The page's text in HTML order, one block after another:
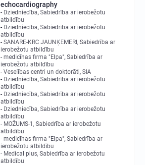
echocardiography
Dziedniecība, Sabiedrība ar ierobežotu
atbildību
Dziedniecība, Sabiedrība ar ierobežotu
atbildību
SANARE-KRC JAUNĶEMERI, Sabiedrība ar
ierobežotu atbildību
medicīnas firma "Elpa", Sabiedrība ar
ierobežotu atbildību
Veselības centri un doktorāti, SIA
Dziedniecība, Sabiedrība ar ierobežotu
atbildību
Dziedniecība, Sabiedrība ar ierobežotu
atbildību
Dziedniecība, Sabiedrība ar ierobežotu
atbildību
MOŽUMS-1, Sabiedrība ar ierobežotu
atbildību
medicīnas firma "Elpa", Sabiedrība ar
ierobežotu atbildību
Medical plus, Sabiedrība ar ierobežotu
atbildību